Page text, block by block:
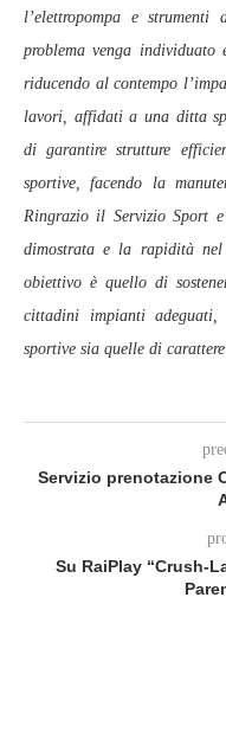
l’elettropompa e strumenti
problema venga
riducendo al contempo
lavori, affidati a una ditta
di garantire strutture
sportive, facendo la
Ringrazio il Servizio Sport
dimostrata e la rapidità nel
obiettivo è quello di
cittadini impianti
sportive sia quelle di
Servizio prenotazione
Su RaiPlay “Crush-